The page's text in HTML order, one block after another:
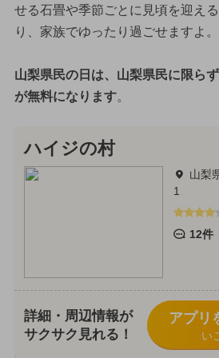
せる石畳や季節ごとに見頃を迎え
り、家族でゆったり過ごせますよ。
山梨県民の日は、山梨県民に限ら
が無料になります。
ハイジの村
山梨
1
12件
詳細・周辺情報が
サクサク見れる！
アプリ
い